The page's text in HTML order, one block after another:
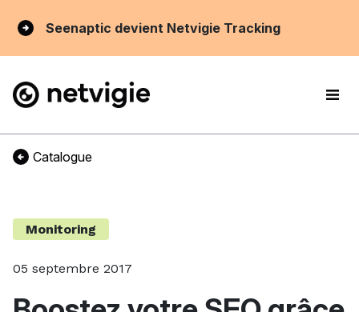
Seenaptic devient Netvigie Tracking
Catalogue
Monitoring
05 septembre 2017